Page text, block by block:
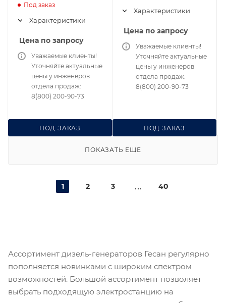
Под заказ
Характеристики
Цена по запросу
ПОД ЗАКАЗ
Уважаемые клиенты!
Уточняйте актуальные
цены у инженеров
отдела продаж:
8(800) 200-90-73
Характеристики
Цена по запросу
ПОД ЗАКАЗ
Уважаемые клиенты!
Уточняйте актуальные
цены у инженеров
отдела продаж:
8(800) 200-90-73
ПОКАЗАТЬ ЕЩЕ
1 2 3 40
Ассортимент дизель-генераторов Гесан регулярно
пополняется новинками с широким спектром
возможностей. Большой ассортимент позволяет
выбрать подходящую электростанцию на